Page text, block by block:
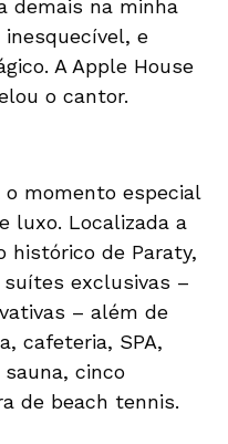
demais na minha
inesquecível, e
A Apple House
o cantor.
o momento especial
luxo. Localizada a
histórico de Paraty,
suítes exclusivas –
– além de
cafeteria, SPA,
sauna, cinco
de beach tennis.